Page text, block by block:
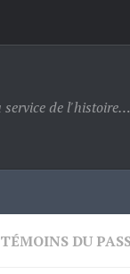
service de l'histoire…
TÉMOINS DU